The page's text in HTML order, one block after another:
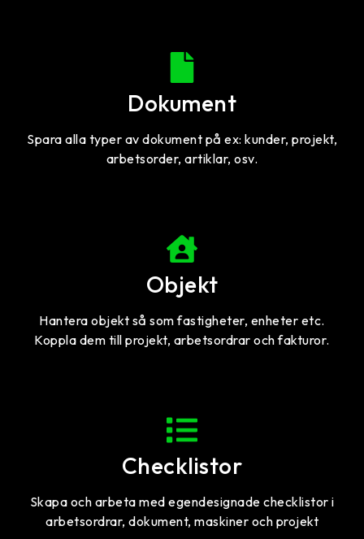
Dokument
Spara alla typer av dokument på ex: kunder, projekt,
arbetsorder, artiklar, osv.
Objekt
Hantera objekt så som fastigheter, enheter etc.
Koppla dem till projekt, arbetsordrar och fakturor.
Checklistor
Skapa och arbeta med egendesignade checklistor i
arbetsordrar, dokument, maskiner och projekt